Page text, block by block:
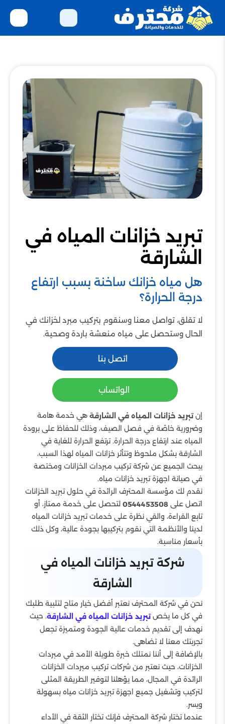
تبريد خزانات المياه في
الشارقة
هل مياه خزانك ساخنة بسبب ارتفاع
درجة الحرارة؟
لا تقلق، تواصل معنا وسنقوم بتركيب مبرد لخزانك في
الحال وستحصل على مياه منعشة باردة وصحية.
اتصل بنا
الواتساب
إنتبريد خزانات المياه في الشارقة هي خدمة هامة
وضرورية خاصًة في فصل الصيف، وذلك للحفاظ على برودة
المياه عند ارتفاع درجة الحرارة. ترتفع الحرارة للغاية في
الشارقة بشكل ملحوظ وتتأثر خزانات المياه لهذا السبب،
يبحث الجميع عن شركة تركيب مبردات الخزانات ومختصة
في صيانة اجهزة تبريد خزانات مياه.
نقدم لك مؤسسة المحترف الرائدة في حلول تبريد الخزانات
اتصل على 0544453508 لتحصل على خدمة ممتاز، أو
تابع القراءة، والقي نظرة على خدمات تبريد خزانات المياه
لدينا والأنظمة التي نقوم بتركيبها بجودة عالية، وكل ذلك
بأسعار مناسبة.
شركة تبريد خزانات المياه في
الشارقة
نحن في شركة المحترف نعتبر أفضل خيار متاح لتلبية طلبك
في كل ما يخصتبريد خزانات المياه في الشارقة. حيث
نهدف إلى تقديم خدمات عالية الجودة ومتميزة تجعل
تجربتك معنا لا تضاهى.
بالإضافة إلى أننا نمتلك خبرة طويلة الأمد في مبردات
الخزانات، حيث نعتبر من شركات تركيب مبردات الخزانات
الرائدة في المجال، مما يؤهلنا لتوفير الطريقة المثلى
لتركيب وتشغيل جميع اجهزة تبريد خزانات مياه بسهولة
ويسر.
عندما تختار شركة المحترف فإنك تختار الثقة في الأداء